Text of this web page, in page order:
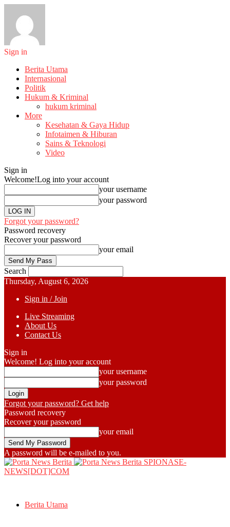
Sign in
Berita Utama
Internasional
Politik
Hukum & Kriminal
hukum kriminal
More
Kesehatan & Gaya Hidup
Infotaimen & Hiburan
Sains & Teknologi
Video
Sign in
Welcome!Log into your account
your username
your password
Forgot your password?
Password recovery
Recover your password
your email
Search
Thursday, August 6, 2026
Sign in / Join
Live Streaming
About Us
Contact Us
Sign in
Welcome! Log into your account
your username
your password
Forgot your password? Get help
Password recovery
Recover your password
your email
A password will be e-mailed to you.
SPIONASE-
NEWS[DOT]COM
Berita Utama